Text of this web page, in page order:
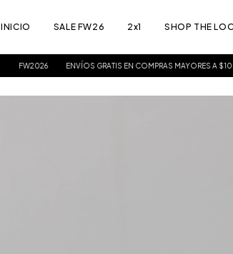
INICIO SALE FW26 2x1 SHOP THE
ENVÍOS GRATIS EN COMPRAS MAYORES A $100.000